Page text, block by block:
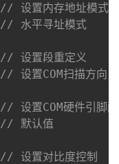
// 设置内存地址模式
// 水平寻址模式
// 设置段重定义
// 设置COM扫描方向
// 设置COM硬件引脚
// 默认值
// 设置对比度控制